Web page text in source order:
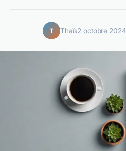
T Thaïs2 octobre 2024